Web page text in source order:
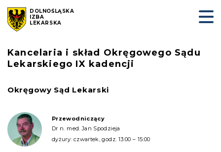
DOLNOŚLĄSKA
IZBA
LEKARSKA
Kancelaria i skład Okręgowego Sądu
Lekarskiego IX kadencji
Okręgowy Sąd Lekarski
Przewodniczący
Dr n. med. Jan Spodzieja
dyżury: czwartek, godz. 13:00 – 15:00